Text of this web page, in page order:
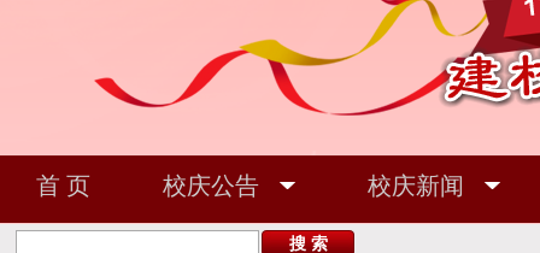
首 页 校庆公告 校庆新闻